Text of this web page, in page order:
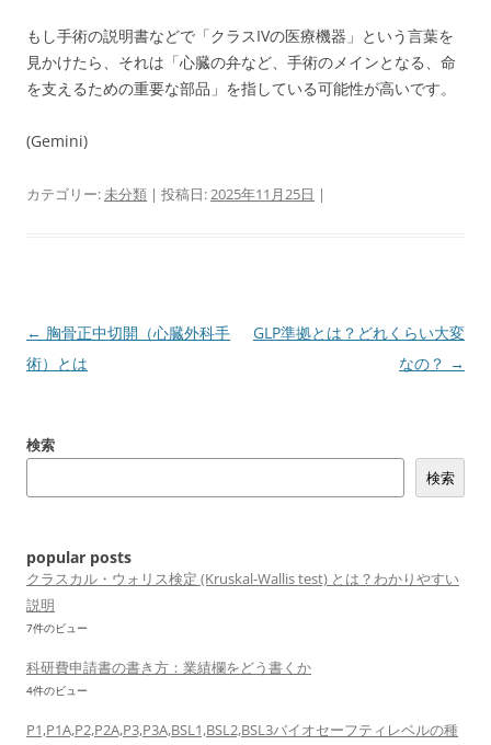
もし手術の説明書などで「クラスIVの医療機器」という言葉を
見かけたら、それは「心臓の弁など、手術のメインとなる、命
を支えるための重要な部品」を指している可能性が高いです。
(Gemini)
カテゴリー:未分類 | 投稿日:2025年11月25日 |
投
稿
ゲ
ン
← 胸骨正中切開（心臓外科手
術）とは
GLP準拠とは？どれくらい大変
なの？ →
検索
検索
popular posts
クラスカル・ウォリス検定 (Kruskal-Wallis test) とは？わかりやすい
説明
7件のビュー
科研費申請書の書き方：業績欄をどう書くか
4件のビュー
P1,P1A,P2,P2A,P3,P3A,BSL1,BSL2,BSL3バイオセーフティレベルの種